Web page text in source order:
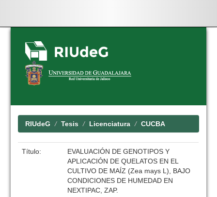
Skip
navigation
RIUdeG Tesis Licenciatura CUCBA
Título:
EVALUACIÓN DE GENOTIPOS Y
APLICACIÓN DE QUELATOS EN EL
CULTIVO DE MAÍZ (Zea mays L), BAJO
CONDICIONES DE HUMEDAD EN
NEXTIPAC, ZAP.